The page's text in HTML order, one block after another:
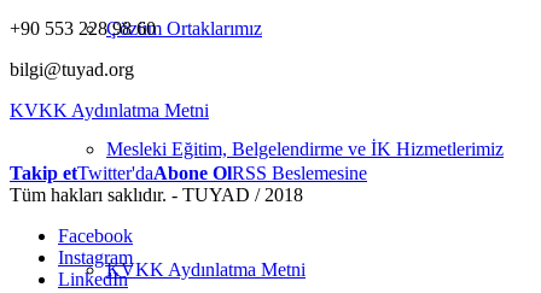
Çözüm Ortaklarımız
Mesleki Eğitim, Belgelendirme ve İK Hizmetlerimiz
KVKK Aydınlatma Metni
+90 553 228 98 60
bilgi@tuyad.org
KVKK Aydınlatma Metni
Takip etTwitter'daAbone OlRSS Beslemesine
Tüm hakları saklıdır. - TUYAD / 2018
Facebook
Instagram
LinkedIn